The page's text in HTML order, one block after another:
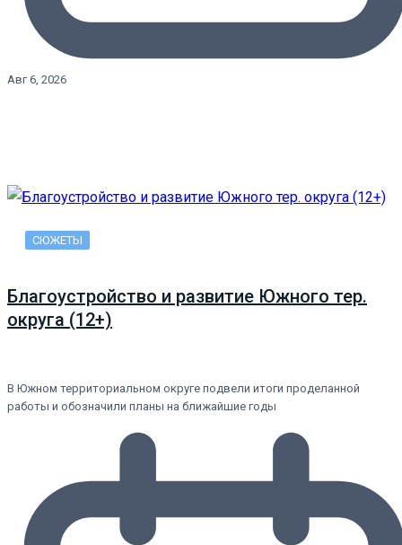
Авг 6, 2026
СЮЖЕТЫ
Благоустройство и развитие Южного тер.
округа (12+)
В Южном территориальном округе подвели итоги проделанной
работы и обозначили планы на ближайшие годы